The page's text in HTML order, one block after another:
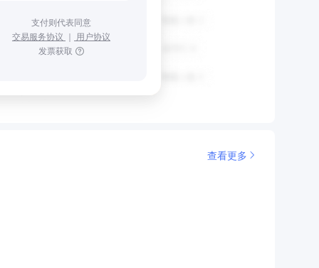
支付则代表同意
交易服务协议 ｜ 用户协议
发票获取
查看更多